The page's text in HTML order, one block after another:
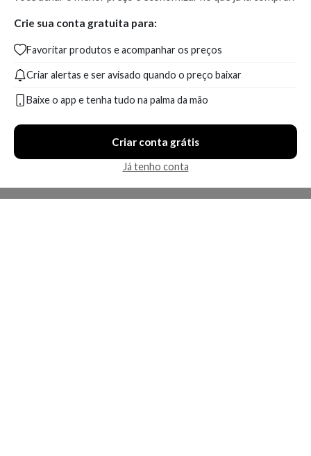
Crie sua conta gratuita para:
Favoritar produtos e acompanhar os preços
Criar alertas e ser avisado quando o preço baixar
Baixe o app e tenha tudo na palma da mão
Criar conta grátis
Já tenho conta